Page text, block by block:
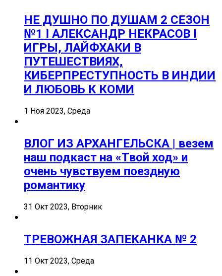
НЕ ДУШНО ПО ДУШАМ 2 СЕЗОН
№1 I АЛЕКСАНДР НЕКРАСОВ I
ИГРЫ, ЛАЙФХАКИ В
ПУТЕШЕСТВИЯХ,
КИБЕРПРЕСТУПНОСТЬ В ИНДИИ
И ЛЮБОВЬ К КОМИ
1 Ноя 2023, Среда
ВЛОГ ИЗ АРХАНГЕЛЬСКА | везем
наш подкаст на «Твой ход» и
очень чувствуем поездную
романтику
31 Окт 2023, Вторник
ТРЕВОЖНАЯ ЗАПЕКАНКА № 2
11 Окт 2023, Среда